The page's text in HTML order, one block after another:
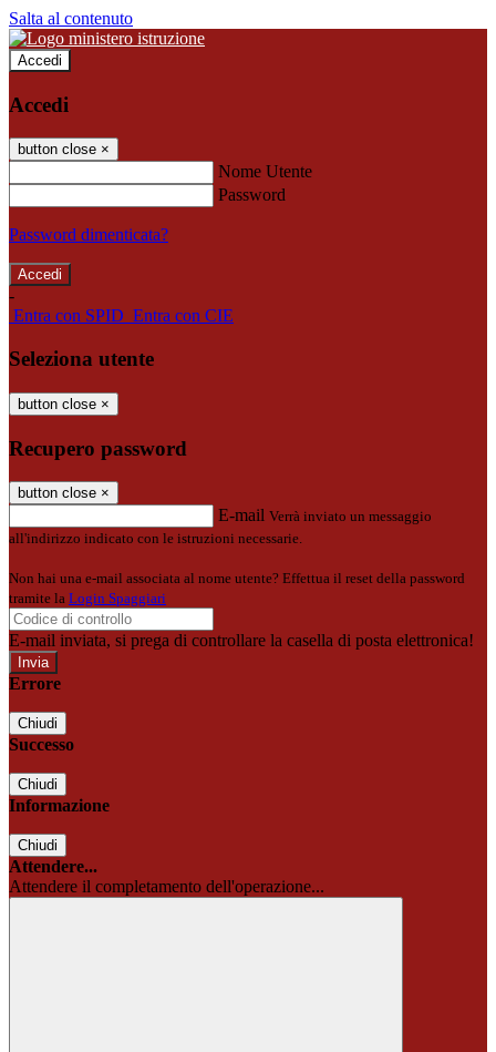
Salta al contenuto
Accedi
Accedi
button close ×
Nome Utente
Password
Password dimenticata?
-
Entra con SPID Entra con CIE
Seleziona utente
button close ×
Recupero password
button close ×
E-mail Verrà inviato un messaggio
all'indirizzo indicato con le istruzioni necessarie.
Non hai una e-mail associata al nome utente? Effettua il reset della password
tramite la Login Spaggiari
E-mail inviata, si prega di controllare la casella di posta elettronica!
Errore
Chiudi
Successo
Chiudi
Informazione
Chiudi
Attendere...
Attendere il completamento dell'operazione...